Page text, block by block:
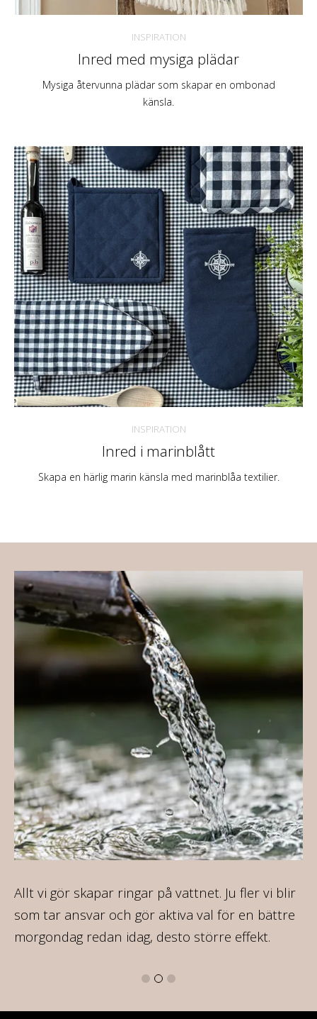
INSPIRATION
Inred med mysiga plädar
Mysiga återvunna plädar som skapar en ombonad
känsla.
INSPIRATION
Inred i marinblått
Skapa en härlig marin känsla med marinblåa textilier.
Allt vi gör skapar ringar på vattnet. Ju fler vi blir
som tar ansvar och gör aktiva val för en bättre
morgondag redan idag, desto större effekt.